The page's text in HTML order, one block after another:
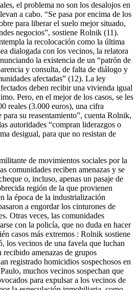
el problema no son los desalojos en
a cabo. “Se pasa por encima de los
para liberar el suelo mejor situado,
negocios”, sostiene Rolnik (11).
la recolocación como la última
dialogada con los vecinos, la relatora
la existencia de un “patrón de
y consulta, de falta de diálogo y
afectadas” (12). La ley
deben recibir una vivienda igual
Pero, en el mejor de los casos, se les
reales (3.000 euros), una cifra
su reasentamiento”, cuenta Rolnik,
autoridades “compran liderazgos o
desigual, para que no resistan de
de movimientos sociales por la
comunidades reciben amenazas y se
o, incluso, apenas un pasaje de
región de la que provienen
la época de la industrialización
a engordar los cinturones de
Otras veces, las comunidades
con la policía, que no duda en hacer
casos más extremos : Rolnik sostiene
los vecinos de una favela que luchan
recibido amenazas de grupos
registrado homicidios sospechosos en
muchos vecinos sospechan que
para expulsar a los vecinos de